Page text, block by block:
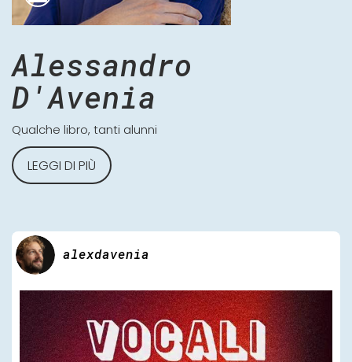
Alessandro
D'Avenia
Qualche libro, tanti alunni
LEGGI DI PIÙ
alexdavenia